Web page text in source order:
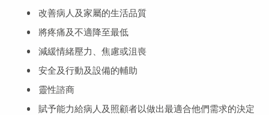
改善病人及家屬的生活品質
將疼痛及不適降至最低
減緩情緒壓力、焦慮或沮喪
安全及行動及設備的輔助
靈性諮商
賦予能力給病人及照顧者以做出最適合他們需求的決定